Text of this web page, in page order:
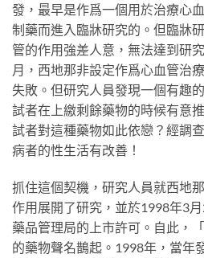
發，最早是作爲一個用於治療心
制藥而進入臨牀研究的。但臨牀
管的作用強差人意，無法達到研
月，西地那非設定作爲心血管治
失敗。但研究人員發現一個有趣
試者在上繳剩餘藥物的時候有意
試者對這種藥物如此依戀？經調
病者的性生活有改善！
抓住這個契機，研究人員就西地
作用展開了研究，並於1998年3
藥品管理局的上市許可。自此，
的藥物聲名鵲起。1998年，當年